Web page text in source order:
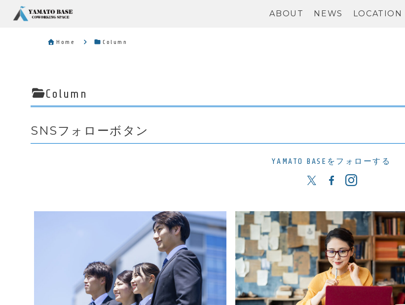
ABOUT NEWS LOCATION
Home Column
Column
SNSフォローボタン
YAMATO BASEをフォローする